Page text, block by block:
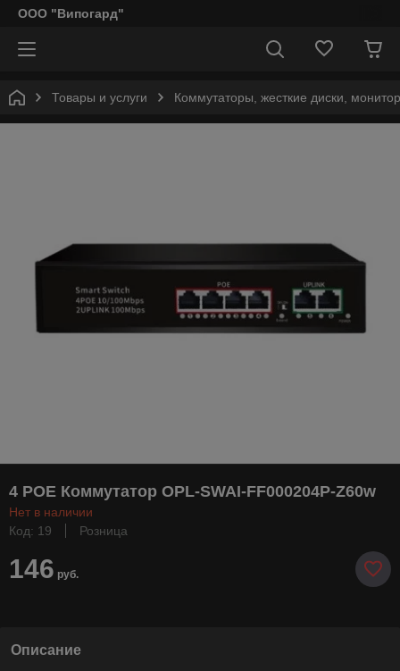
ООО "Випогард"
Товары и услуги Коммутаторы, жесткие диски,
4 POE Коммутатор OPL-SWAI-FF000204P-Z60w
Нет в наличии
Код: 19
Розница
146 руб.
Описание